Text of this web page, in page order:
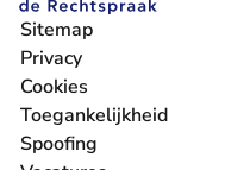
Sitemap
Privacy
Cookies
Toegankelijkheid
Spoofing